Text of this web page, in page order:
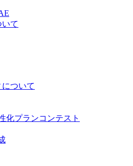
て
ついて
化プランコンテスト